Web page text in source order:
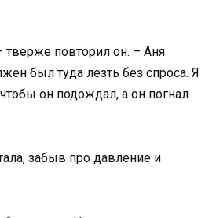
повторил он. – Аня
был туда лезть без спроса. Я
он подождал, а он погнал
забыв про давление и